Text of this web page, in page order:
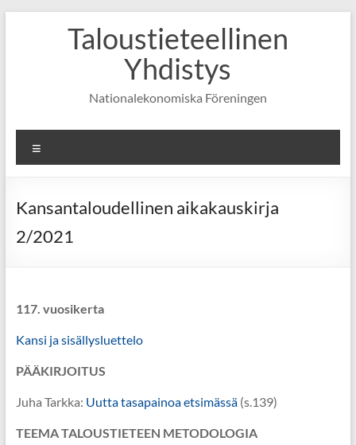
Taloustieteellinen
Yhdistys
Nationalekonomiska Föreningen
Kansantaloudellinen aikakauskirja
2/2021
117. vuosikerta
Kansi ja sisällysluettelo
PÄÄKIRJOITUS
Juha Tarkka: Uutta tasapainoa etsimässä(s.139)
TEEMATALOUSTIETEEN METODOLOGIA